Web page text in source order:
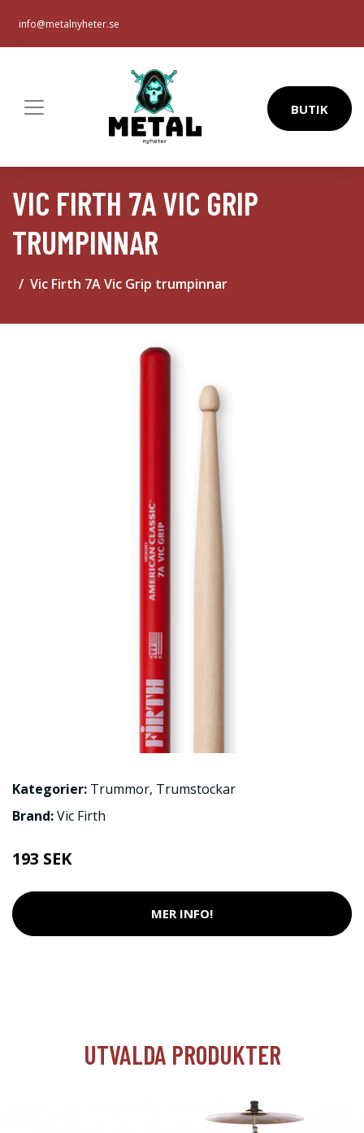
info@metalnyheter.se
BUTIK
VIC FIRTH 7A VIC GRIP
TRUMPINNAR
Vic Firth 7A Vic Grip trumpinnar
Kategorier: Trummor, Trumstockar
Brand:Vic Firth
193 SEK
MER INFO!
UTVALDA PRODUKTER